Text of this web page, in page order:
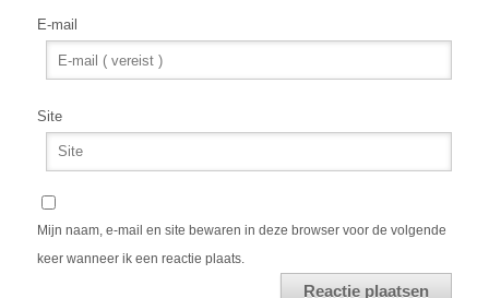
E-mail
Site
Mijn naam, e-mail en site bewaren in deze browser voor de volgende
keer wanneer ik een reactie plaats.